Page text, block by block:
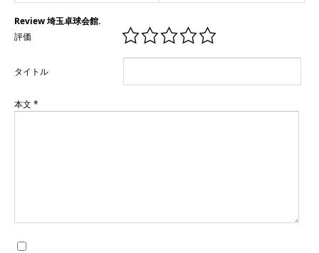
Review 埼玉卓球会館.
評価
タイトル
本文 *